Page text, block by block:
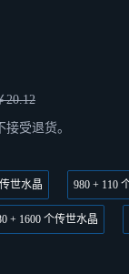
20.12
受退货。
世水晶 980 + 110
+ 1600 个传世水晶